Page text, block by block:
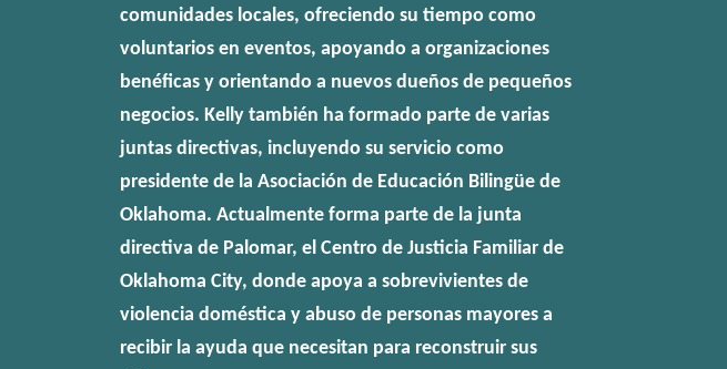
comunidades locales, ofreciendo su tiempo como
voluntarios en eventos, apoyando a organizaciones
benéficas y orientando a nuevos dueños de pequeños
negocios. Kelly también ha formado parte de varias
juntas directivas, incluyendo su servicio como
presidente de la Asociación de Educación Bilingüe de
Oklahoma. Actualmente forma parte de la junta
directiva de Palomar, el Centro de Justicia Familiar de
Oklahoma City, donde apoya a sobrevivientes de
violencia doméstica y abuso de personas mayores a
recibir la ayuda que necesitan para reconstruir sus